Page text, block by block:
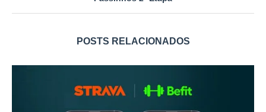
POSTS RELACIONADOS